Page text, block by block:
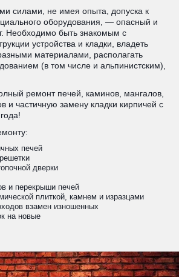
силами, не имея опыта, допуска к
оборудования, — опасный и
Необходимо быть знакомым с
устройства и кладки, владеть
материалами, располагать
(в том числе и альпинистским),
ремонт печей, каминов, мангалов,
и частичную замену кладки кирпичей с
печей
дверки
и перекрыши печей
плиткой, камнем и изразцами
взамен изношенных
на новые